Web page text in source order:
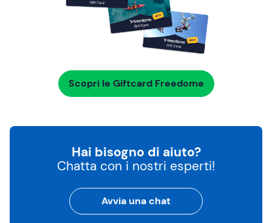
Scopri le Giftcard Freedome
Hai bisogno di aiuto?
Chatta con i nostri esperti!
Avvia una chat